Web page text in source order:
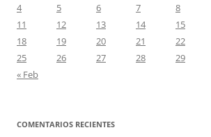
4
5 6 7 8
11
12 13 14 15
18
19 20 21 22
25
26 27 28 29
« Feb
COMENTARIOS RECIENTES